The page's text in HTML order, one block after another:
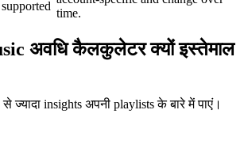
supported
time.
अवधि कैलकुलेटर क्यों इस्तेमाल
ज्यादा insights अपनी playlists के बारे में पाएं।